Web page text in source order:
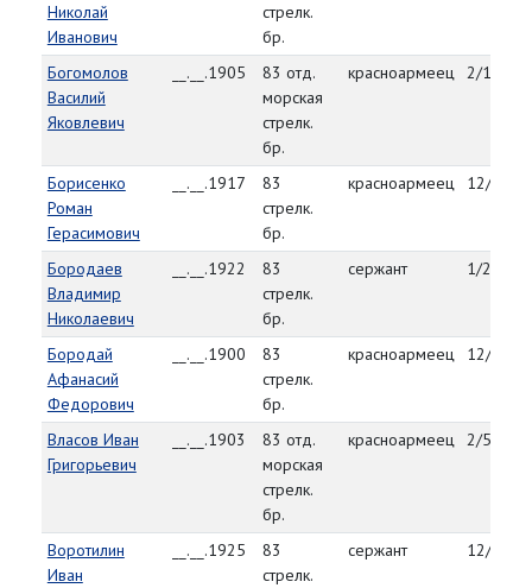
Николай
Иванович
стрелк.
бр.
Богомолов
Василий
Яковлевич
__.__.1905
83 отд.
морская
стрелк.
бр.
красноармеец 2/11/45
Борисенко
Роман
Герасимович
__.__.1917
83
стрелк.
бр.
красноармеец 12/30/
Бородаев
Владимир
Николаевич
__.__.1922
83
стрелк.
бр.
сержант 1/22/45
Бородай
Афанасий
Федорович
__.__.1900
83
стрелк.
бр.
красноармеец 12/29/
Власов Иван
Григорьевич
__.__.1903
83 отд.
морская
стрелк.
бр.
красноармеец 2/5/45
Воротилин
Иван
__.__.1925
83
стрелк.
сержант 12/29/